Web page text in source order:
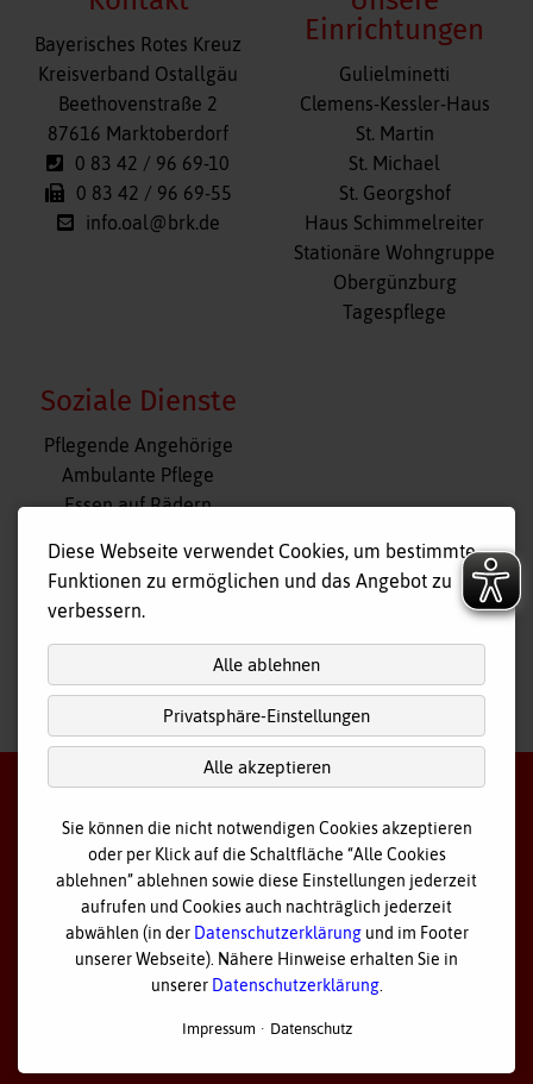
Bayerisches Rotes Kreuz
Kreisverband Ostallgäu
Beethovenstraße 2
87616 Marktoberdorf
0 83 42 / 96 69-10
0 83 42 / 96 69-55
info.oal@brk.de
Einrichtungen
Navigation
überspringen
Gulielminetti
Clemens-Kessler-Haus
St. Martin
St. Michael
St. Georgshof
Haus Schimmelreiter
Stationäre Wohngruppe
Obergünzburg
Tagespflege
Soziale Dienste
Navigation
überspringen
Pflegende Angehörige
Ambulante Pflege
Essen auf Rädern
Tagespflege
Hausnotruf
nach oben
2026 Bayerisches Rotes Kreuz - Kreisverband Ostallgäu
Datenschutz
Cookie Einstellungen
Diese Webseite verwendet Cookies, um bestimmte
Funktionen zu ermöglichen und das Angebot zu
verbessern.
Alle ablehnen
Privatsphäre-Einstellungen
Alle akzeptieren
Sie können die nicht notwendigen Cookies akzeptieren
oder per Klick auf die Schaltfläche “Alle Cookies
ablehnen” ablehnen sowie diese Einstellungen jederzeit
aufrufen und Cookies auch nachträglich jederzeit
abwählen (in der Datenschutzerklärungund im Footer
unserer Webseite). Nähere Hinweise erhalten Sie in
unserer Datenschutzerklärung.
Impressum Datenschutz